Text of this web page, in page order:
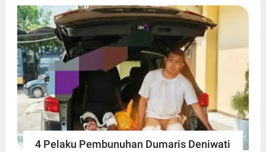
4 Pelaku Pembunuhan Dumaris Deniwati